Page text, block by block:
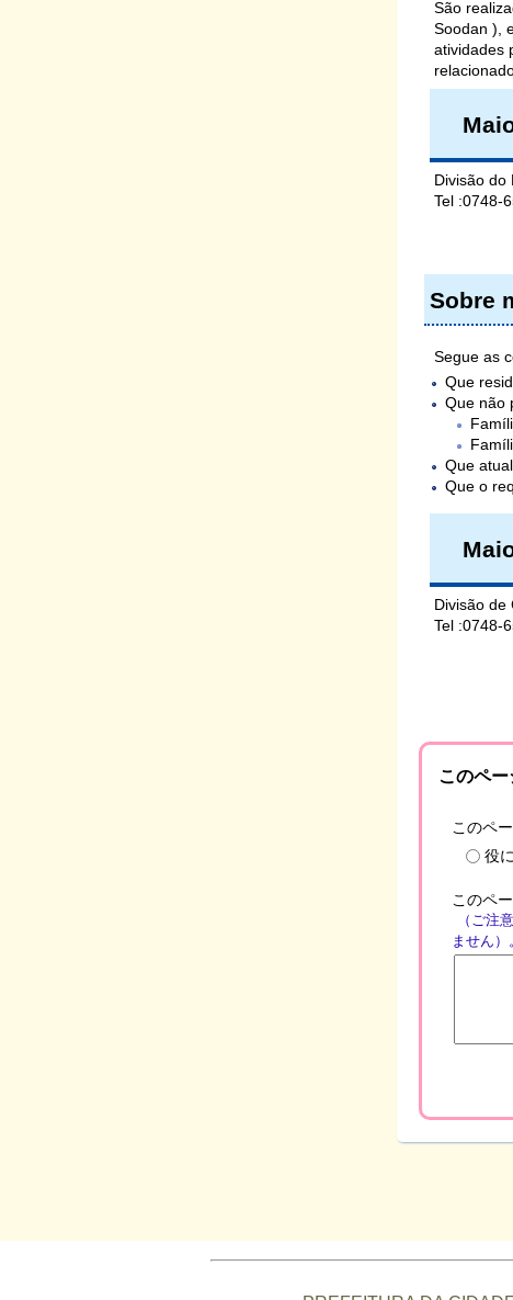
São
Soodan ),
atividades
Divisão do
Tel :0748-
Sobre
Segue as
Que
Que não
Que
Que o
Divisão de
Tel :0748-
このペー
このペ
役
このペ
（ご注
ません